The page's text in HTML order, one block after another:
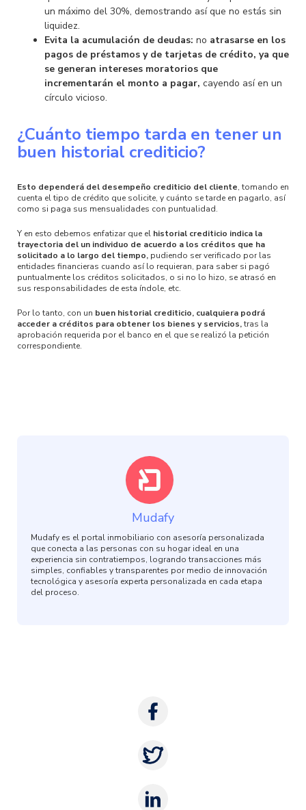
un máximo del 30%, demostrando así que no estás sin
liquidez.
Evita la acumulación de deudas: no atrasarse en los
pagos de préstamos y de tarjetas de crédito, ya que
se generan intereses moratorios que
incrementarán el monto a pagar, cayendo así en un
círculo vicioso.
¿Cuánto tiempo tarda en tener un
buen historial crediticio?
Esto dependerá del desempeño crediticio del cliente, tomando en
cuenta el tipo de crédito que solicite, y cuánto se tarde en pagarlo, así
como si paga sus mensualidades con puntualidad.
Y en esto debemos enfatizar que el historial crediticio indica la
trayectoria del un individuo de acuerdo a los créditos que ha
solicitado a lo largo del tiempo, pudiendo ser verificado por las
entidades financieras cuando así lo requieran, para saber si pagó
puntualmente los créditos solicitados, o si no lo hizo, se atrasó en
sus responsabilidades de esta índole, etc.
Por lo tanto, con un buen historial crediticio, cualquiera podrá
acceder a créditos para obtener los bienes y servicios,tras la
aprobación requerida por el banco en el que se realizó la petición
correspondiente.
Mudafy
Mudafy es el portal inmobiliario con asesoría personalizada
que conecta a las personas con su hogar ideal en una
experiencia sin contratiempos, logrando transacciones más
simples, confiables y transparentes por medio de innovación
tecnológica y asesoría experta personalizada en cada etapa
del proceso.